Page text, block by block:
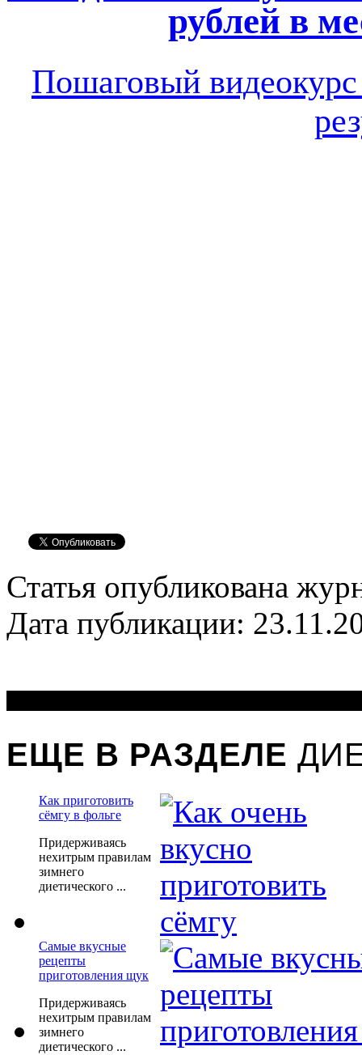
рублей в
Пошаговый
Статья опубликована
Дата публикации:
ЕЩЕ В РАЗДЕЛЕ
Как приготовить
сёмгу в фольге
Придерживаясь
нехитрым правилам
зимнего
диетического ...
Самые вкусные
рецепты
приготовления щук
Придерживаясь
нехитрым правилам
зимнего
диетического ...